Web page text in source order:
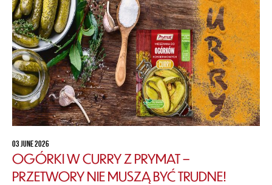
03 JUNE 2026
OGÓRKI W CURRY Z PRYMAT –
PRZETWORY NIE MUSZĄ BYĆ TRUDNE!